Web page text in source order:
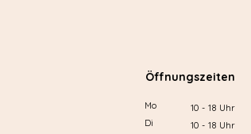
Öffnungszeiten
Mo
Di
10 - 18 Uhr
10 - 18 Uhr